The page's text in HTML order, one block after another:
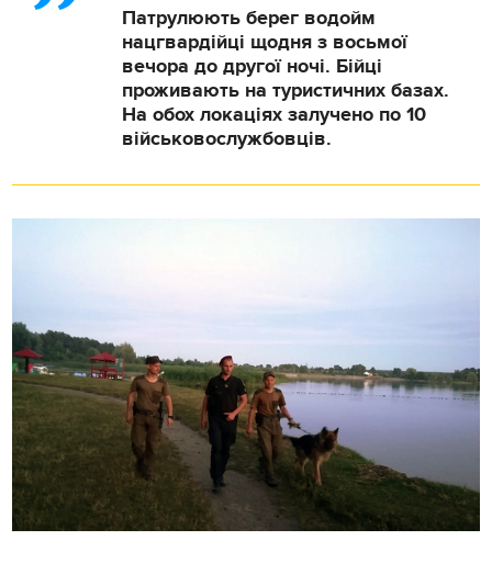
Патрулюють берег водойм
нацгвардійці щодня з восьмої
вечора до другої ночі. Бійці
проживають на туристичних базах.
На обох локаціях залучено по 10
військовослужбовців.